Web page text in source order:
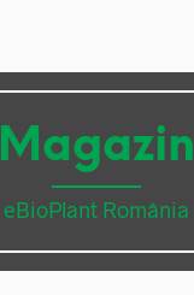
Magazin
eBioPlant România